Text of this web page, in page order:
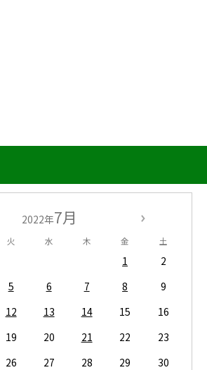
2022年7月
火 水 木 金 土
1
2
5 6 7 8
9
12 13 14 15
16
19 20 21 22
23
26 27 28 29
30